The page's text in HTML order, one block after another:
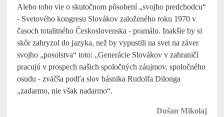
Alebo toho vie o skutočnom pôsobení „svojho predchodcu“
- Svetového kongresu Slovákov založeného roku 1970 v
časoch totalitného Československa - pramálo. Inakšie by si
skôr zahryzol do jazyka, než by vypustili na svet na záver
svojho „posolstva“ toto: „Generácie Slovákov v zahraničí
pracujú v prospech našich spoločných záujmov, spoločného
osudu - zväčša podľa slov básnika Rudolfa Dilonga
„zadarmo, nie však nadarmo“.
Dušan Mikolaj